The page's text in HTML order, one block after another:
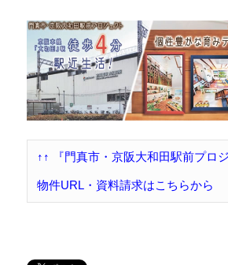
↑↑ 『門真市・京阪大和田駅前プロ
物件URL・資料請求はこちらから